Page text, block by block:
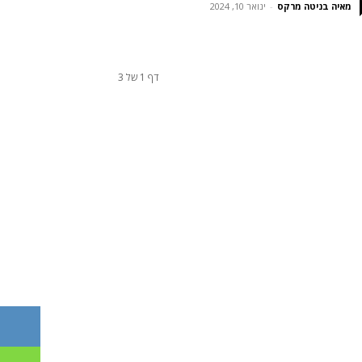
מאיה בניטה מרקס - ינואר 10, 2024
דף 1 של 3